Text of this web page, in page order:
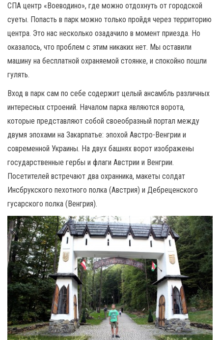
СПА центр «Воеводино», где можно отдохнуть от городской
суеты. Попасть в парк можно только пройдя через территорию
центра. Это нас несколько озадачило в момент приезда. Но
оказалось, что проблем с этим никаких нет. Мы оставили
машину на бесплатной охраняемой стоянке, и спокойно пошли
гулять.
Вход в парк сам по себе содержит целый ансамбль различных
интересных строений. Началом парка являются ворота,
которые представляют собой своеобразный портал между
двумя эпохами на Закарпатье: эпохой Австро-Венгрии и
современной Украины. На двух башнях ворот изображены
государственные гербы и флаги Австрии и Венгрии.
Посетителей встречают два охранника, макеты солдат
Инсбрукского пехотного полка (Австрия) и Дебреценского
гусарского полка (Венгрия).